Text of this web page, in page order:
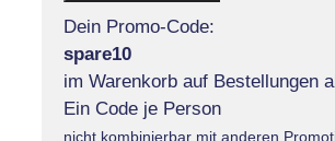
Dein Promo-Code:
spare10
im Warenkorb auf Bestellungen
Ein Code je Person
nicht kombinierbar mit anderen